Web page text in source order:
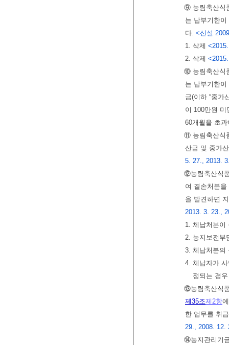
⑨ 농림축산식
는 납부기한
다. <신설
1. 삭제
2. 삭제
⑩ 농림축산식
는 납부기한
금(이하 “중가
이 100만원
60개월을 초
⑪ 농림축산식
산금 및 중가
5. 27., 2013.
⑫농림축산식
여 결손처분
을 발견하면
2013. 3. 23.,
1. 체납처분이
2. 농지보전부
3. 체납처분의
4. 체납자가
정되는 경우
⑬농림축산식
제35조제2항
한 업무를 취
29., 2008. 12.
⑭농지관리기